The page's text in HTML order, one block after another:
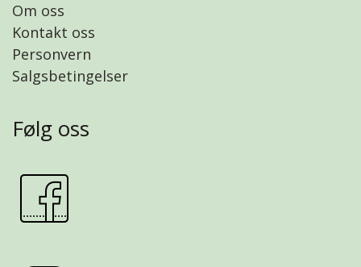
Om oss
Kontakt oss
Personvern
Salgsbetingelser
Følg oss